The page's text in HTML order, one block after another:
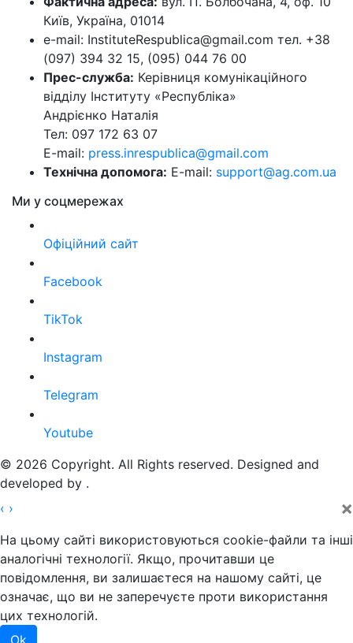
Київ, Україна, 01014
e-mail: InstituteRespublica@gmail.com тел. +38
(097) 394 32 15, (095) 044 76 00
Прес-служба: Керівниця комунікаційного
відділу Інституту «Республіка»
Андрієнко Наталія
Тел: 097 172 63 07
E-mail: press.inrespublica@gmail.com
Технічна допомога: E-mail: support@ag.com.ua
Ми у соцмережах
Офіційний сайт
Facebook
TikTok
Instagram
Telegram
Youtube
© 2026 Copyright. All Rights reserved. Designed and
developed by .
‹ › ×
На цьому сайті використовуються cookie-файли та інші
аналогічні технології. Якщо, прочитавши це
повідомлення, ви залишаєтеся на нашому сайті, це
означає, що ви не заперечуєте проти використання
цих технологій.
Ok